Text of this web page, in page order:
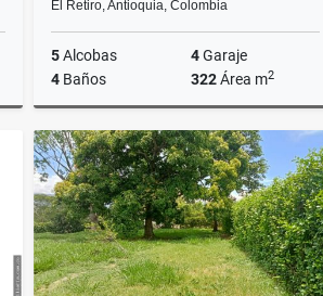
El Retiro, Antioquia, Colombia
5Alcobas 4Garaje
4Baños 322Área m2
Venta
US$900,000
Alquiler
US$4,500